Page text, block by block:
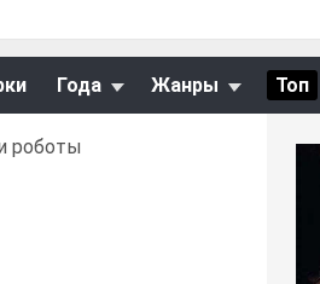
Года Жанры Топ
роботы